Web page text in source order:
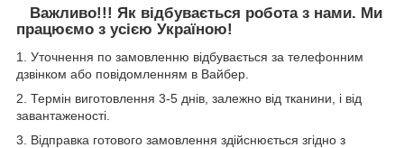
Важливо!!! Як відбувається робота з нами. Ми
працюємо з усією Україною!
1. Уточнення по замовленню відбувається за телефонним
дзвінком або повідомленням в Вайбер.
2. Термін виготовлення 3-5 днів, залежно від тканини, і від
завантаженості.
3. Відправка готового замовлення здійснюється згідно з